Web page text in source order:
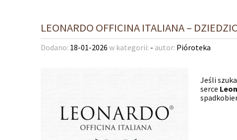
LEONARDO OFFICINA ITALIANA –
Dodano: 18-01-2026 w kategorii: - autor: Pióroteka
Jeśli
serce